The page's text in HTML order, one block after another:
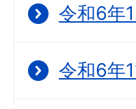
令和6年
令和6年